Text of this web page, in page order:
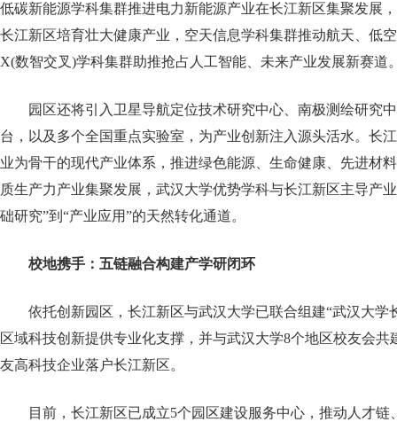
低碳新能源学科集群推进电力新能源产业在长江新区集聚发展
长江新区培育壮大健康产业，空天信息学科集群推动航天、低
X(数智交叉)学科集群助推抢占人工智能、未来产业发展新赛道
园区还将引入卫星导航定位技术研究中心、南极测绘研究
台，以及多个全国重点实验室，为产业创新注入源头活水。长
业为骨干的现代产业体系，推进绿色能源、生命健康、先进材
质生产力产业集聚发展，武汉大学优势学科与长江新区主导产
础研究”到“产业应用”的天然转化通道。
校地携手：五链融合构建产学研闭环
依托创新园区，长江新区与武汉大学已联合组建“武汉大学
区域科技创新提供专业化支撑，并与武汉大学8个地区校友会
友高科技企业落户长江新区。
目前，长江新区已成立5个园区建设服务中心，推动人才链